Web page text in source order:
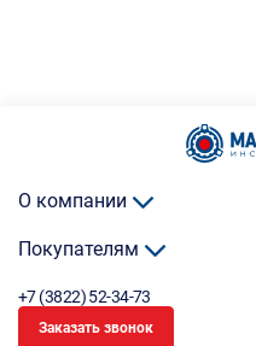
О компании
Покупателям
+7 (3822) 52-34-73
Заказать звонок